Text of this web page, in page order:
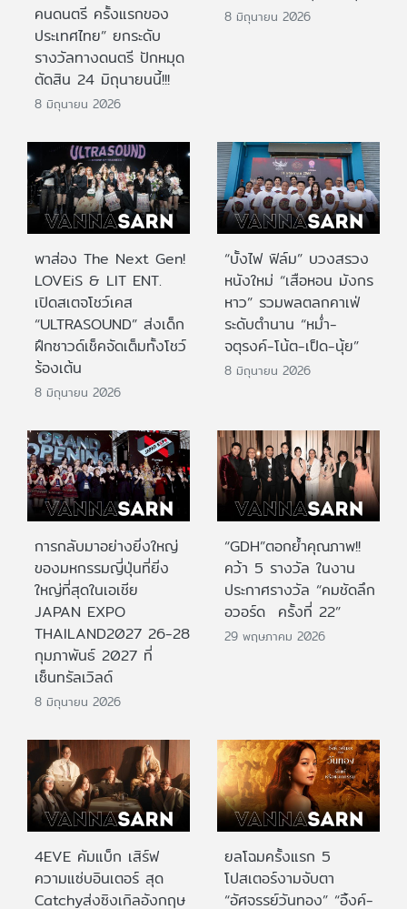
คนดนตรี ครั้งแรกของ
ประเทศไทย” ยกระดับ
รางวัลทางดนตรี ปักหมุด
ตัดสิน 24 มิถุนายนนี้!!!
8 มิถุนายน 2026
8 มิถุนายน 2026
พาส่อง The Next Gen!
LOVEiS & LIT ENT.
เปิดสเตจโชว์เคส
“ULTRASOUND” ส่งเด็ก
ฝึกซาวด์เช็คจัดเต็มทั้งโชว์
ร้องเต้น
8 มิถุนายน 2026
“บั้งไฟ ฟิล์ม” บวงสรวง
หนังใหม่ “เสือหอน มังกร
หาว” รวมพลตลกคาเฟ่
ระดับตำนาน “หม่ำ-
จตุรงค์-โน้ต-เป็ด-นุ้ย”
8 มิถุนายน 2026
การกลับมาอย่างยิ่งใหญ่
ของมหกรรมญี่ปุ่นที่ยิ่ง
ใหญ่ที่สุดในเอเชีย
JAPAN EXPO
THAILAND2027 26-28
กุมภาพันธ์ 2027 ที่
เซ็นทรัลเวิลด์
8 มิถุนายน 2026
“GDH”ตอกย้ำคุณภาพ!!
คว้า 5 รางวัล ในงาน
ประกาศรางวัล “คมชัดลึก
อวอร์ด ครั้งที่ 22”
29 พฤษภาคม 2026
4EVE คัมแบ็ก เสิร์ฟ
ความแซ่บอินเตอร์ สุด
Catchyส่งซิงเกิลอังกฤษ
ยลโฉมครั้งแรก 5
โปสเตอร์งามจับตา
“อัศจรรย์วันทอง” “อิ้งค์-